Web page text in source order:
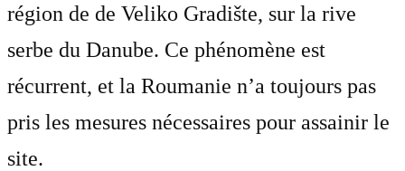
région de de Veliko Gradište, sur la rive
serbe du Danube. Ce phénomène est
récurrent, et la Roumanie n’a toujours pas
pris les mesures nécessaires pour assainir le
site.